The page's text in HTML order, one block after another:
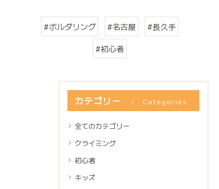
#ボルダリング #名古屋
#長久手
#初心者
カテゴリー Categories
全てのカテゴリー
クライミング
初心者
キッズ